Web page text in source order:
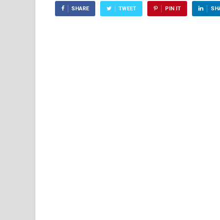
SHARE TWEET PIN IT